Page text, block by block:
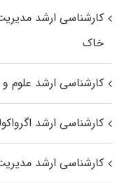
کارشناسی ارشد
خاک
کارشناسی ارشد علوم
کارشناسی ارشد
کارشناسی ارشد